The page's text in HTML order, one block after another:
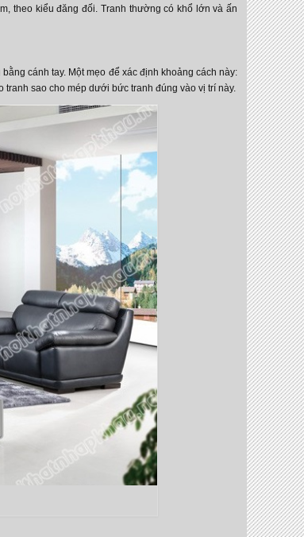
theo kiểu đăng đối. Tranh thường có khổ lớn và ấn
cánh tay. Một mẹo để xác định khoảng cách này:
sao cho mép dưới bức tranh đúng vào vị trí này.